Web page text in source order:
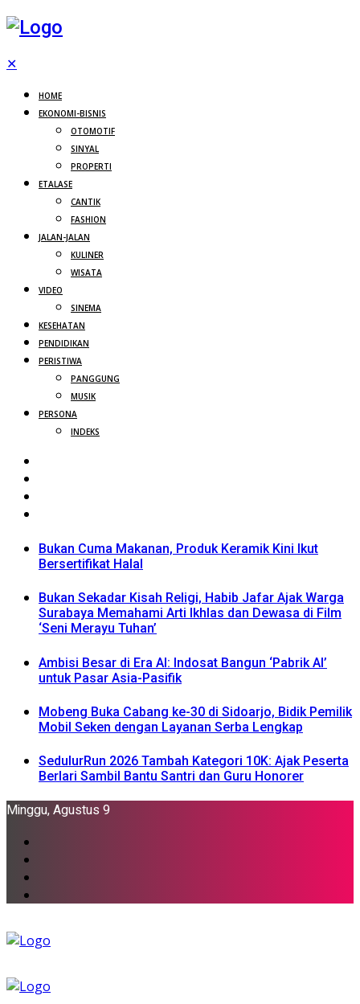
✕
HOME
EKONOMI-BISNIS
OTOMOTIF
SINYAL
PROPERTI
ETALASE
CANTIK
FASHION
JALAN-JALAN
KULINER
WISATA
VIDEO
SINEMA
KESEHATAN
PENDIDIKAN
PERISTIWA
PANGGUNG
MUSIK
PERSONA
INDEKS
Bukan Cuma Makanan, Produk Keramik Kini Ikut
Bersertifikat Halal
Bukan Sekadar Kisah Religi, Habib Jafar Ajak Warga
Surabaya Memahami Arti Ikhlas dan Dewasa di Film
‘Seni Merayu Tuhan’
Ambisi Besar di Era AI: Indosat Bangun ‘Pabrik AI’
untuk Pasar Asia-Pasifik
Mobeng Buka Cabang ke-30 di Sidoarjo, Bidik Pemilik
Mobil Seken dengan Layanan Serba Lengkap
SedulurRun 2026 Tambah Kategori 10K: Ajak Peserta
Berlari Sambil Bantu Santri dan Guru Honorer
Minggu, Agustus 9